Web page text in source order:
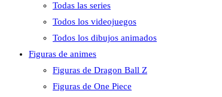
Todas las series
Todos los videojuegos
Todos los dibujos animados
Figuras de animes
Figuras de Dragon Ball Z
Figuras de One Piece